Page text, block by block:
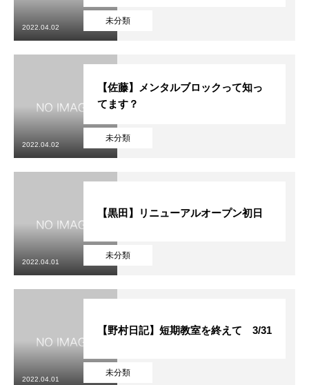
未分類
2022.04.02
未分類
【佐藤】メンタルブロックって知っ
てます？
2022.04.02
未分類
【黒田】リニューアルオープン初日
2022.04.01
未分類
【野村日記】短期教室を終えて 3/31
2022.04.01